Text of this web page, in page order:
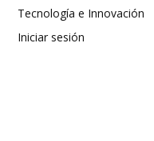
Tecnología e Innovación
Iniciar sesión